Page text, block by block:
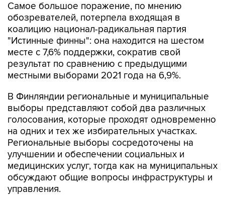
Самое большое поражение, по мнению
обозревателей, потерпела входящая в
коалицию национал-радикальная партия
"Истинные финны": она находится на шестом
месте с 7,6% поддержки, сократив свой
результат по сравнению с предыдущими
местными выборами 2021 года на 6,9%.
В Финляндии региональные и муниципальные
выборы представляют собой два различных
голосования, которые проходят одновременно
на одних и тех же избирательных участках.
Региональные выборы сосредоточены на
улучшении и обеспечении социальных и
медицинских услуг, тогда как на муниципальных
обсуждают общие вопросы инфраструктуры и
управления.